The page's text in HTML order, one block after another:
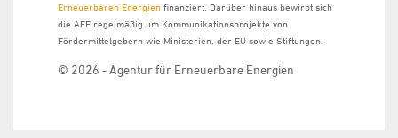
Erneuerbaren Energien finanziert. Darüber hinaus bewirbt sich
die AEE regelmäßig um Kommunikationsprojekte von
Fördermittelgebern wie Ministerien, der EU sowie Stiftungen.
© 2026 - Agentur für Erneuerbare Energien